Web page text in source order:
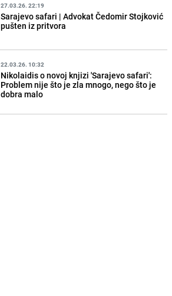
27.03.26. 22:19
Sarajevo safari | Advokat Čedomir Stojković
pušten iz pritvora
22.03.26. 10:32
Nikolaidis o novoj knjizi 'Sarajevo safari':
Problem nije što je zla mnogo, nego što je
dobra malo